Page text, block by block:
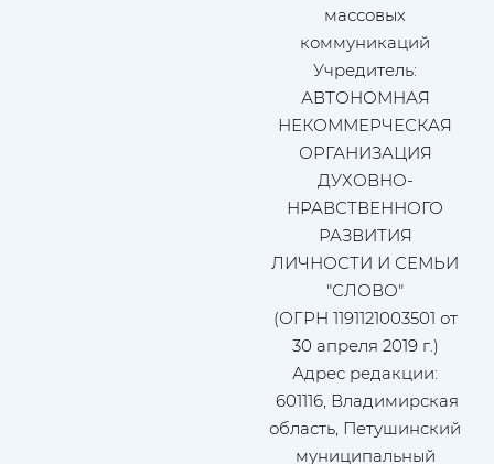
массовых
коммуникаций
Учредитель:
АВТОНОМНАЯ
НЕКОММЕРЧЕСКАЯ
ОРГАНИЗАЦИЯ
ДУХОВНО-
НРАВСТВЕННОГО
РАЗВИТИЯ
ЛИЧНОСТИ И СЕМЬИ
"СЛОВО"
(ОГРН 1191121003501 от
30 апреля 2019 г.)
Адрес редакции:
601116, Владимирская
область, Петушинский
муниципальный